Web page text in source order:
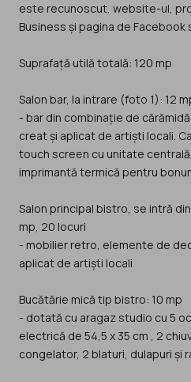
este recunoscut, website-ul,
Business și pagina de Facebook
Suprafață utilă totală: 120 mp
Salon bar, la intrare (foto 1): 12
- bar din combinație de
creat și aplicat de artiști locali.
touch screen cu unitate centrală
imprimantă termică pentru
Salon principal bistro, se intră
mp, 20 locuri
- mobilier retro, elemente de
aplicat de artiști locali
Bucătărie mică tip bistro: 10 mp
- dotată cu aragaz studio cu 5
electrică de 54,5 x 35 cm , 2
congelator, 2 blaturi, dulapuri și